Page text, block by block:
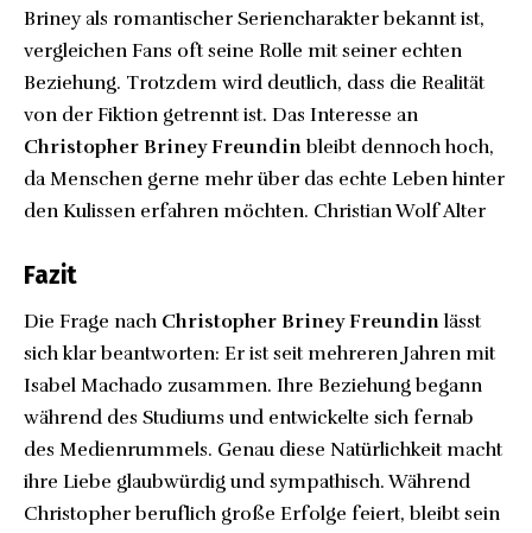
Briney als romantischer Seriencharakter bekannt ist,
vergleichen Fans oft seine Rolle mit seiner echten
Beziehung. Trotzdem wird deutlich, dass die Realität
von der Fiktion getrennt ist. Das Interesse an
Christopher Briney Freundinbleibt dennoch hoch,
da Menschen gerne mehr über das echte Leben hinter
den Kulissen erfahren möchten. Christian Wolf Alter
Fazit
Die Frage nach Christopher Briney Freundinlässt
sich klar beantworten: Er ist seit mehreren Jahren mit
Isabel Machado zusammen. Ihre Beziehung begann
während des Studiums und entwickelte sich fernab
des Medienrummels. Genau diese Natürlichkeit macht
ihre Liebe glaubwürdig und sympathisch. Während
Christopher beruflich große Erfolge feiert, bleibt sein